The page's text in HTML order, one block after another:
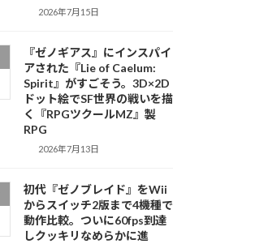
2026年7月15日
『ゼノギアス』にインスパイ
アされた『Lie of Caelum:
Spirit』がすごそう。3D×2D
ドット絵でSF世界の戦いを描
く『RPGツクールMZ』製
RPG
2026年7月13日
初代『ゼノブレイド』をWii
からスイッチ2版まで4機種で
動作比較。ついに60fps到達
しクッキリなめらかに進